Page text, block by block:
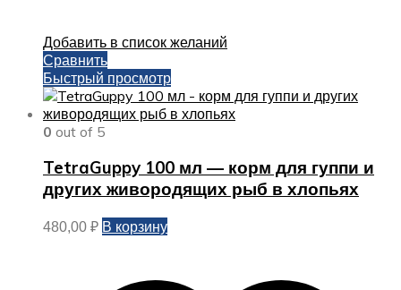
Добавить в список желаний
Сравнить
Быстрый просмотр
0 out of 5
TetraGuppy 100 мл — корм для гуппи и
других живородящих рыб в хлопьях
480,00 ₽ В корзину